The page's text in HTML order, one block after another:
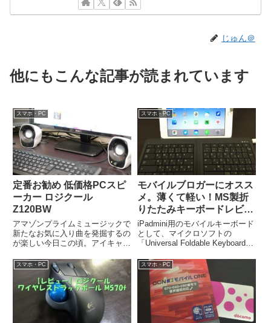
じゅん＠
他にもこんな記事が読まれています
スマホ・PC
定番お勧め 低価格PCスピ
ーカー ロジクール
Z120BW
アマゾンプライムミュージックで
新たなお気に入り曲を発掘するの
が楽しい今日この頃。アイキャッ
ですが、このPC用ミニスピーカ
ー『Z12...
スマホ・PC
モバイルブロガーにオスス
メ。薄くて軽い！MS製折
りたたみキーボードレビュ
ー（Universal Foldable
Keyboard GU5-00014）
iPadmini用のモバイルキーボード
として、マイクロソフトの
「Universal Foldable Keyboard
の...
スマホ・PC スマホ・PC